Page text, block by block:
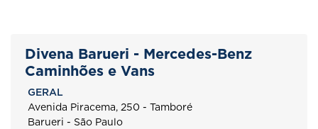
Divena Barueri - Mercedes-Benz
Caminhões e Vans
GERAL
Avenida Piracema, 250 - Tamboré
Barueri - São Paulo